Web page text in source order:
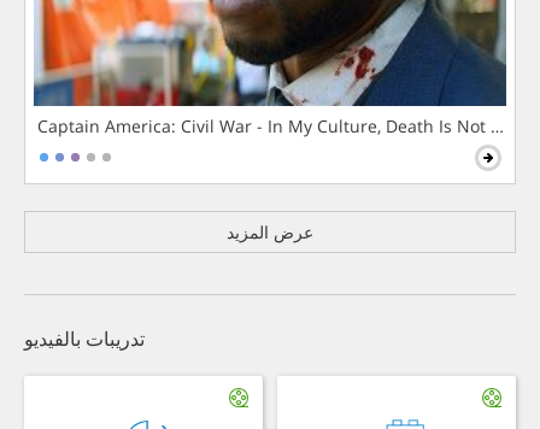
Captain America: Civil War - In My Culture, Death Is Not The
عرض المزيد
تدريبات بالفيديو